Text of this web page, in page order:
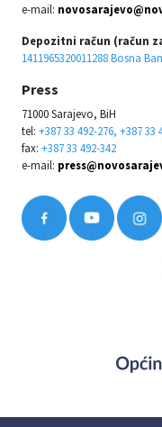
e-mail:
Depozitni račun (račun
1411965320011288 Bosna
Press
71000 Sarajevo, BiH
tel: +387 33 492-276, +387 33
fax: +387 33 492-342
e-mail: